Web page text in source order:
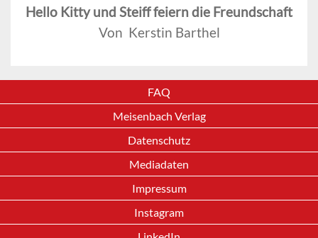
Hello Kitty und Steiff feiern die Freundschaft
Von Kerstin Barthel
FAQ
Meisenbach Verlag
Datenschutz
Mediadaten
Impressum
Instagram